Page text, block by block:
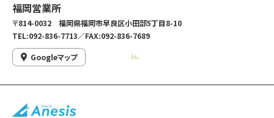
福岡営業所
〒814-0032 福岡県福岡市早良区小田部5丁目8-10
TEL:092-836-7713／FAX:092-836-7689
Googleマップ